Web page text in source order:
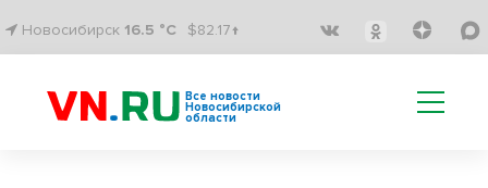
Новосибирск 16.5 °C $82.17↑
Все новости
Новосибирской
области